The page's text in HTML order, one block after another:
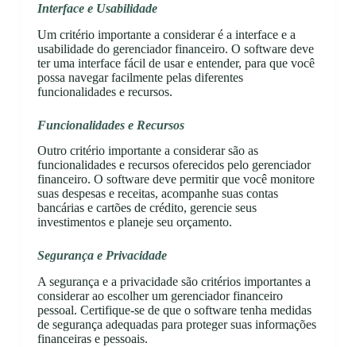
Interface e Usabilidade
Um critério importante a considerar é a interface e a
usabilidade do gerenciador financeiro. O software deve
ter uma interface fácil de usar e entender, para que você
possa navegar facilmente pelas diferentes
funcionalidades e recursos.
Funcionalidades e Recursos
Outro critério importante a considerar são as
funcionalidades e recursos oferecidos pelo gerenciador
financeiro. O software deve permitir que você monitore
suas despesas e receitas, acompanhe suas contas
bancárias e cartões de crédito, gerencie seus
investimentos e planeje seu orçamento.
Segurança e Privacidade
A segurança e a privacidade são critérios importantes a
considerar ao escolher um gerenciador financeiro
pessoal. Certifique-se de que o software tenha medidas
de segurança adequadas para proteger suas informações
financeiras e pessoais.